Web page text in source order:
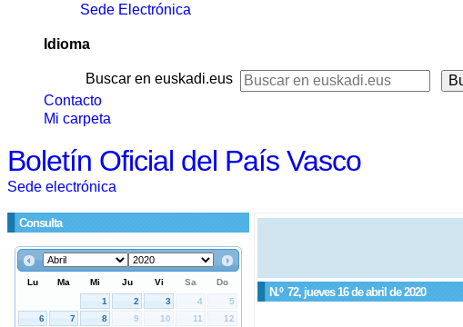
Sede Electrónica
Idioma
Buscar en euskadi.eus
Contacto
Mi carpeta
Boletín Oficial del País Vasco
Sede electrónica
Consulta
N.º 72, jueves 16 de abril de 2020